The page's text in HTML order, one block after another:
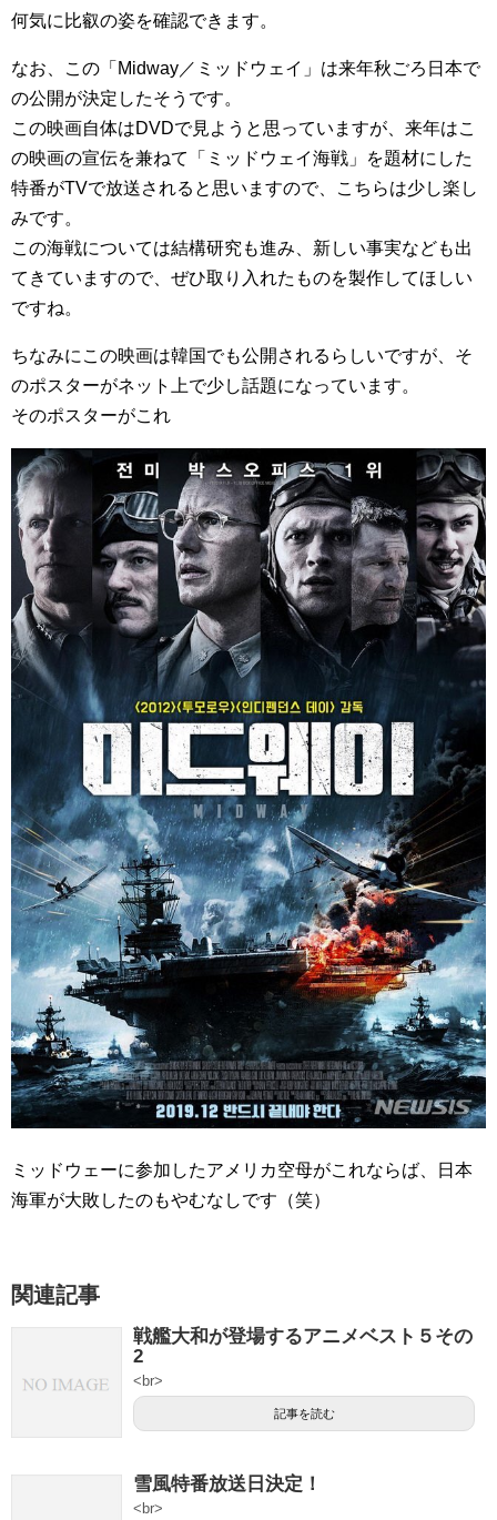
何気に比叡の姿を確認できます。
なお、この「Midway／ミッドウェイ」は来年秋ごろ日本で
の公開が決定したそうです。
この映画自体はDVDで見ようと思っていますが、来年はこ
の映画の宣伝を兼ねて「ミッドウェイ海戦」を題材にした
特番がTVで放送されると思いますので、こちらは少し楽し
みです。
この海戦については結構研究も進み、新しい事実なども出
てきていますので、ぜひ取り入れたものを製作してほしい
ですね。
ちなみにこの映画は韓国でも公開されるらしいですが、そ
のポスターがネット上で少し話題になっています。
そのポスターがこれ
ミッドウェーに参加したアメリカ空母がこれならば、日本
海軍が大敗したのもやむなしです（笑）
関連記事
戦艦大和が登場するアニメベスト５その
2
<br>
記事を読む
雪風特番放送日決定！
<br>